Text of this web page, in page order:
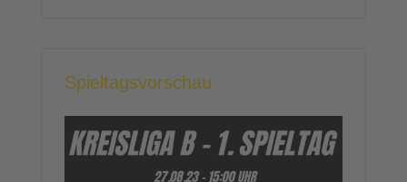
Spieltagsvorschau